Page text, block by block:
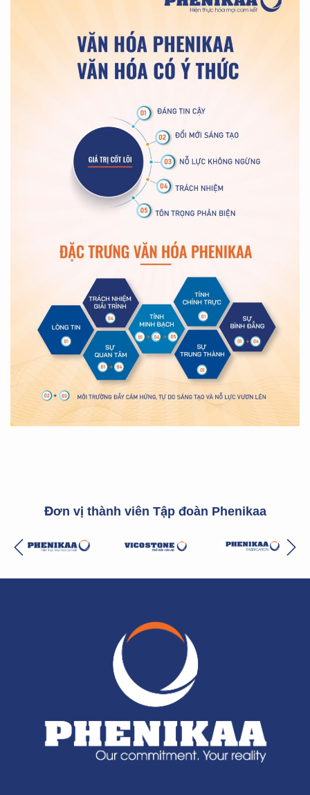
Đơn vị thành viên Tập đoàn Phenikaa